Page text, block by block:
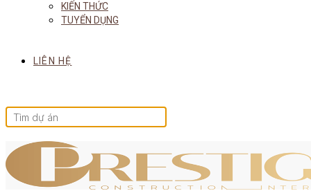
KIẾN THỨC
TUYỂN DỤNG
LIÊN HỆ